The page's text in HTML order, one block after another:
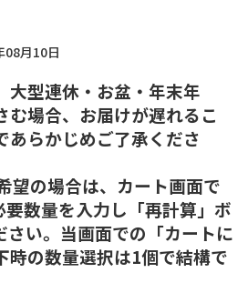
08月10日
型連休・お盆・年末年
む場合、お届けが遅れるこ
あらかじめご了承くださ
望の場合は、カート画面で
要数量を入力し「再計算」ボ
さい。当画面での「カートに
時の数量選択は1個で結構で